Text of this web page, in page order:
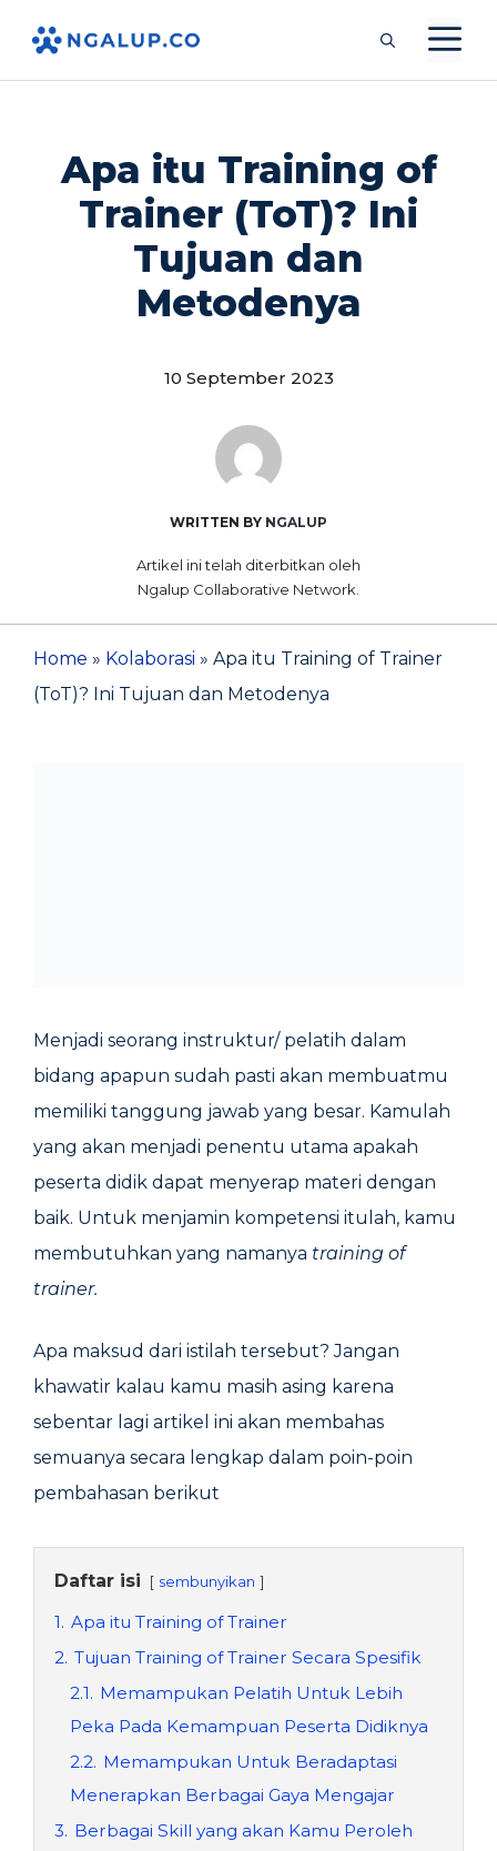
isi
Apa itu Training of
Trainer (ToT)? Ini
Tujuan dan
Metodenya
10 September 2023
WRITTEN BY NGALUP
Artikel ini telah diterbitkan oleh
Ngalup Collaborative Network.
Home » Kolaborasi » Apa itu Training of Trainer
(ToT)? Ini Tujuan dan Metodenya
Menjadi seorang instruktur/ pelatih dalam
bidang apapun sudah pasti akan membuatmu
memiliki tanggung jawab yang besar. Kamulah
yang akan menjadi penentu utama apakah
peserta didik dapat menyerap materi dengan
baik. Untuk menjamin kompetensi itulah, kamu
membutuhkan yang namanya training of
trainer.
Apa maksud dari istilah tersebut? Jangan
khawatir kalau kamu masih asing karena
sebentar lagi artikel ini akan membahas
semuanya secara lengkap dalam poin-poin
pembahasan berikut
Daftar isi sembunyikan
1. Apa itu Training of Trainer
2. Tujuan Training of Trainer Secara Spesifik
2.1. Memampukan Pelatih Untuk Lebih
Peka Pada Kemampuan Peserta Didiknya
2.2. Memampukan Untuk Beradaptasi
Menerapkan Berbagai Gaya Mengajar
3. Berbagai Skill yang akan Kamu Peroleh